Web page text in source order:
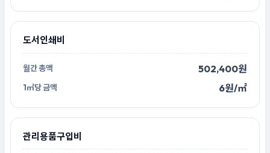
도서인쇄비
502,400원
6원/㎡
관리용품구입비